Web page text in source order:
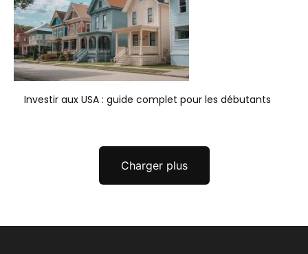
Investir aux USA : guide complet pour les débutants
Charger plus